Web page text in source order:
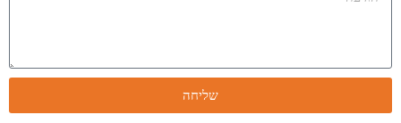
שליחה